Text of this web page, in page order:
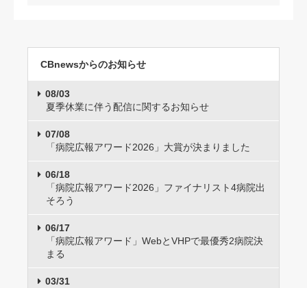
CBnewsからのお知らせ
08/03
夏季休業に伴う配信に関するお知らせ
07/08
「病院広報アワード2026」大賞が決まりました
06/18
「病院広報アワード2026」ファイナリスト4病院出
そろう
06/17
「病院広報アワード」WebとVHPで最優秀2病院決
まる
03/31